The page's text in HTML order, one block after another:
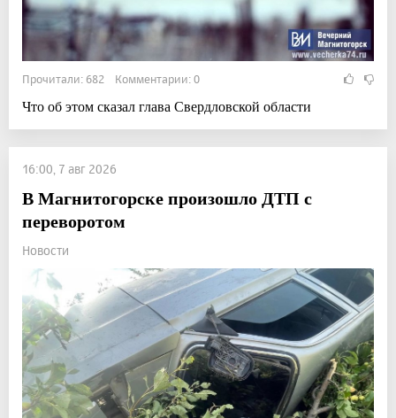
Прочитали: 682 Комментарии: 0
Что об этом сказал глава Свердловской области
16:00, 7 авг 2026
В Магнитогорске произошло ДТП с
переворотом
Новости